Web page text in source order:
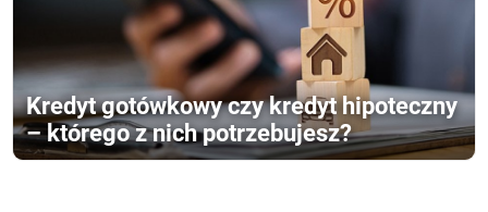
Kredyt gotówkowy czy kredyt hipoteczny
– którego z nich potrzebujesz?